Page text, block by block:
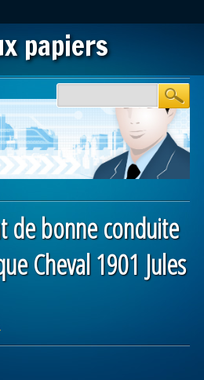
papiers
de bonne conduite
Cheval 1901 Jules